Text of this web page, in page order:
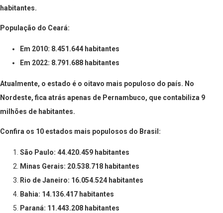
habitantes.
População do Ceará:
Em 2010: 8.451.644 habitantes
Em 2022: 8.791.688 habitantes
Atualmente, o estado é o oitavo mais populoso do país. No
Nordeste, fica atrás apenas de Pernambuco, que contabiliza 9
milhões de habitantes.
Confira os 10 estados mais populosos do Brasil:
São Paulo: 44.420.459 habitantes
Minas Gerais: 20.538.718 habitantes
Rio de Janeiro: 16.054.524 habitantes
Bahia: 14.136.417 habitantes
Paraná: 11.443.208 habitantes